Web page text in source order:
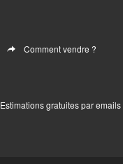
Comment vendre ?
Estimations gratuites par emails